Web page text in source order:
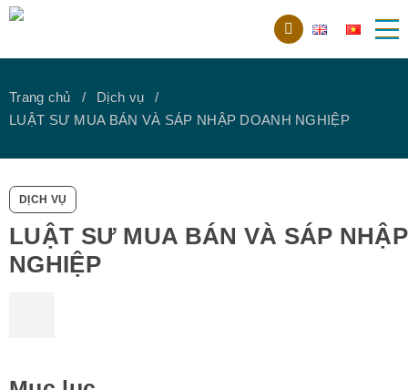
Trang chủ
Dịch vụ
LUẬT SƯ MUA BÁN VÀ SÁP NHẬP DOANH NGHIỆP
DỊCH VỤ
LUẬT SƯ MUA BÁN VÀ SÁP
NGHIỆP